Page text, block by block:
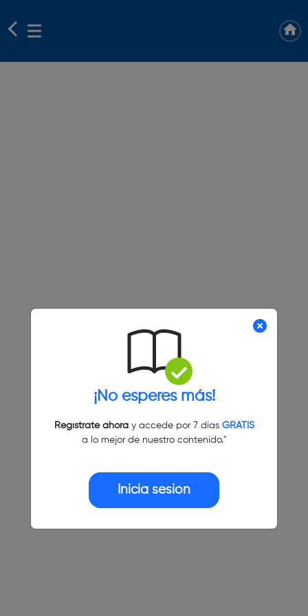
¡No esperes más!
Regístrate ahoray accede por 7 días GRATIS
a lo mejor de nuestro contenido."
Inicia sesión